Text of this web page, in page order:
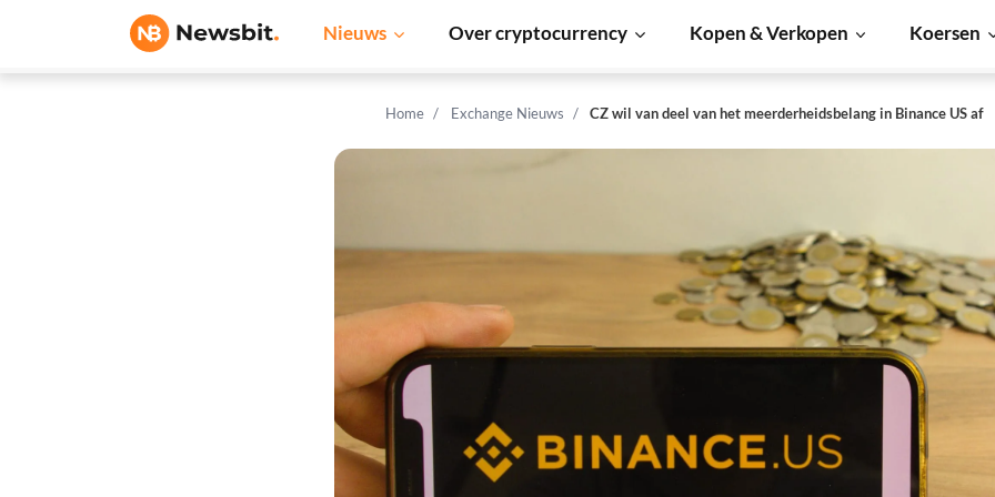
Nieuws Over cryptocurrency Kopen & Verkopen Koersen
Home Exchange Nieuws CZ wil van deel van het meerderheidsbelang in Binance US af